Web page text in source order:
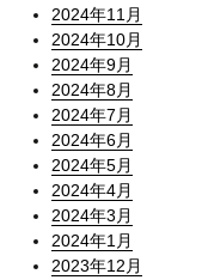
2024年11月
2024年10月
2024年9月
2024年8月
2024年7月
2024年6月
2024年5月
2024年4月
2024年3月
2024年1月
2023年12月